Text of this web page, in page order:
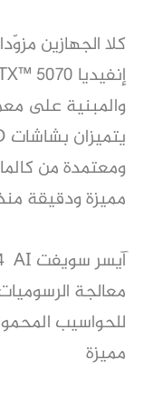
كلا الجهازين
ومعتمدة من
مميزة ودقيقة
مميزة